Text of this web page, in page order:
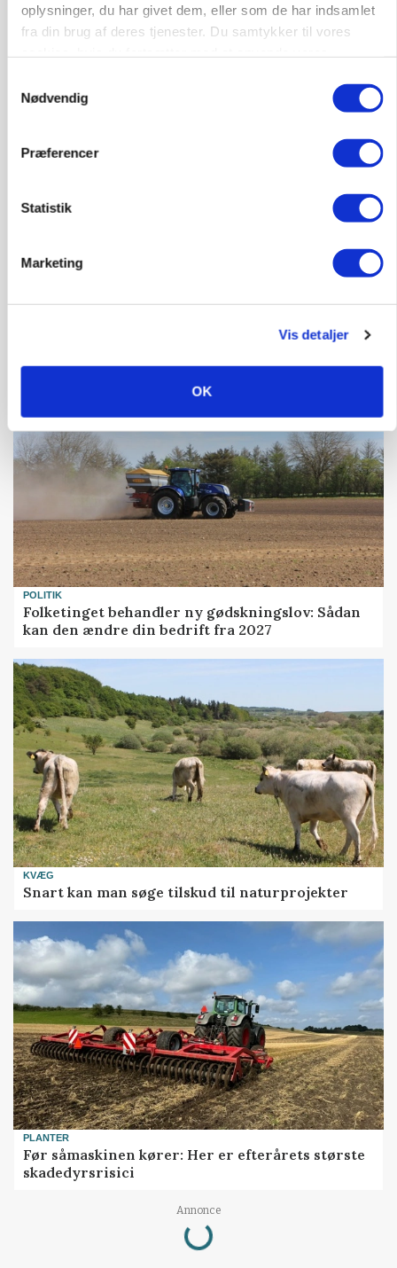
oplysninger, du har givet dem, eller som de har indsamlet
fra din brug af deres tjenester. Du samtykker til vores
Nødvendig
Præferencer
Statistik
Marketing
Vis detaljer
OK
marked for biokul
protestgruppe vil demonstrere mod ny
POLITIK
Folketinget behandler ny gødskningslov: Sådan
kan den ændre din bedrift fra 2027
KVÆG
Snart kan man søge tilskud til naturprojekter
PLANTER
Før såmaskinen kører: Her er efterårets største
skadedyrsrisici
Annonce
Loading...